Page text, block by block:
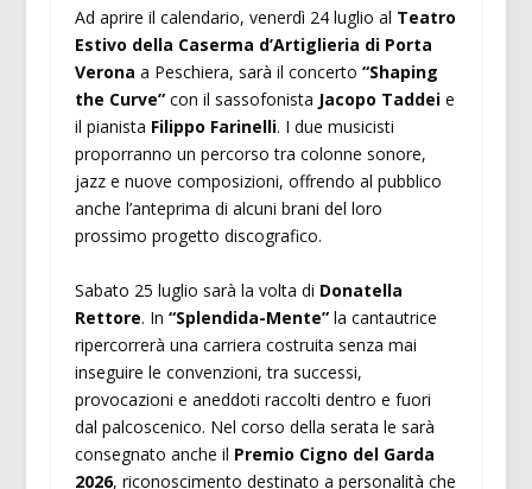
Ad aprire il calendario, venerdì 24 luglio al Teatro
Estivo della Caserma d’Artiglieria di Porta
Verona a Peschiera, sarà il concerto “Shaping
the Curve”con il sassofonista Jacopo Taddeie
il pianista Filippo Farinelli. I due musicisti
proporranno un percorso tra colonne sonore,
jazz e nuove composizioni, offrendo al pubblico
anche l’anteprima di alcuni brani del loro
prossimo progetto discografico.
Sabato 25 luglio sarà la volta di Donatella
Rettore. In “Splendida-Mente”la cantautrice
ripercorrerà una carriera costruita senza mai
inseguire le convenzioni, tra successi,
provocazioni e aneddoti raccolti dentro e fuori
dal palcoscenico. Nel corso della serata le sarà
consegnato anche il Premio Cigno del Garda
2026, riconoscimento destinato a personalità che